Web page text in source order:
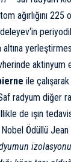
ağırlığını
‘in periyodi
ile
radyum diğer
de ışın
Ödüllü